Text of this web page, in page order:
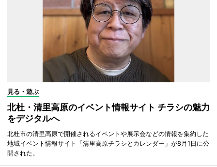
見る・遊ぶ
北杜・清里高原のイベント情報サイト チラシの魅力
をデジタルへ
北杜市の清里高原で開催されるイベントや展示会などの情報を集約した
地域イベント情報サイト「清里高原チラシとカレンダー」が8月1日に公
開された。